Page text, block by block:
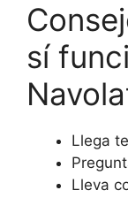
sí
Llega
Lleva